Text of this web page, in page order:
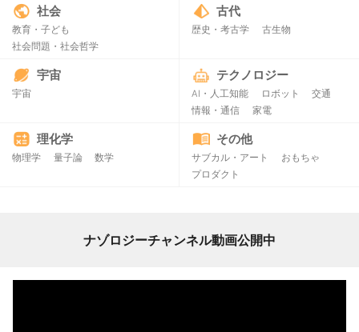
社会
教育・子ども
社会問題・社会哲学
古代
歴史・考古学 古生物
宇宙
宇宙
テクノロジー
AI・人工知能 ロボット
交通
情報・通信
家電
理化学
物理学 量子論 数学
その他
サブカル・アート
おもちゃ
プロダクト
ナゾロジーチャンネル動画公開中